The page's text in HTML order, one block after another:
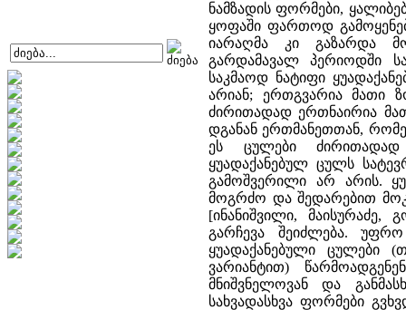
ნამზადის ფორმები,
ყოფაში ფართოდ
იარაღმა კი გაზარდა
გარდამავალ პერიოდში
საკმაოდ ნატიფი
არიან; ერთგვარია მათი
ძირითადად ერთნაირია
დგანან ერთმანეთთან,
ეს ცულები ძირითადად
ყუადაქანებულ ცულს
გამოშვერილი არ არის.
მოგრძო და შედარებით
[ინანიშვილი, მაისურაძე,
გარჩევა შეიძლება.
ყუადაქანებული ცულები
ვარიანტით)
მნიშვნელოვან და
სახვადასხვა ფორმები